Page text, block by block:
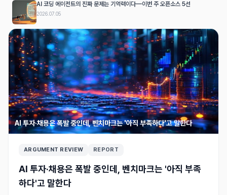
AI 코딩 에이전트의 진짜 문제는 기억력이다—이번 주 오픈소스 5선
2026.07.05
AI 투자·채용은 폭발 중인데, 벤치마크는 '아직 부족하다'고 말한다
ARGUMENT REVIEW REPORT
AI 투자·채용은 폭발 중인데, 벤치마크는 '아직 부족
하다'고 말한다